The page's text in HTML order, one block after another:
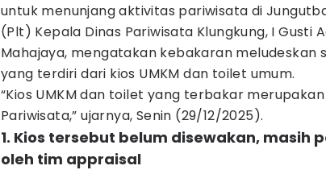
untuk menunjang aktivitas pariwisata di
(Plt) Kepala Dinas Pariwisata Klungkung, I Gusti
Mahajaya, mengatakan kebakaran meludeskan
yang terdiri dari kios UMKM dan toilet umum.
“Kios UMKM dan toilet yang terbakar
Pariwisata,” ujarnya, Senin (29/12/2025).
1. Kios tersebut belum disewakan, masih
oleh tim appraisal